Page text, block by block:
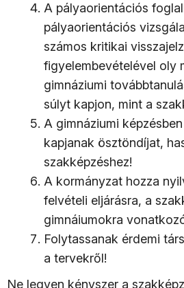
A pályaorientációs
pályaorientációs
számos kritikai
figyelembevételével oly
gimnáziumi
súlyt kapjon, mint a
A gimnáziumi
kapjanak ösztöndíjat,
szakképzéshez!
A kormányzat hozza
felvételi eljárásra, a
gimnáiumokra
Folytassanak érdemi
a tervekről!
Ne legyen kényszer a